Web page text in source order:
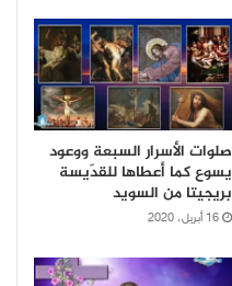
صلوات الأسرار السبعة ووعود
يسوع كما أعطاها للقدّيسة
بريجيتا من السويد
16 أبريل، 2020